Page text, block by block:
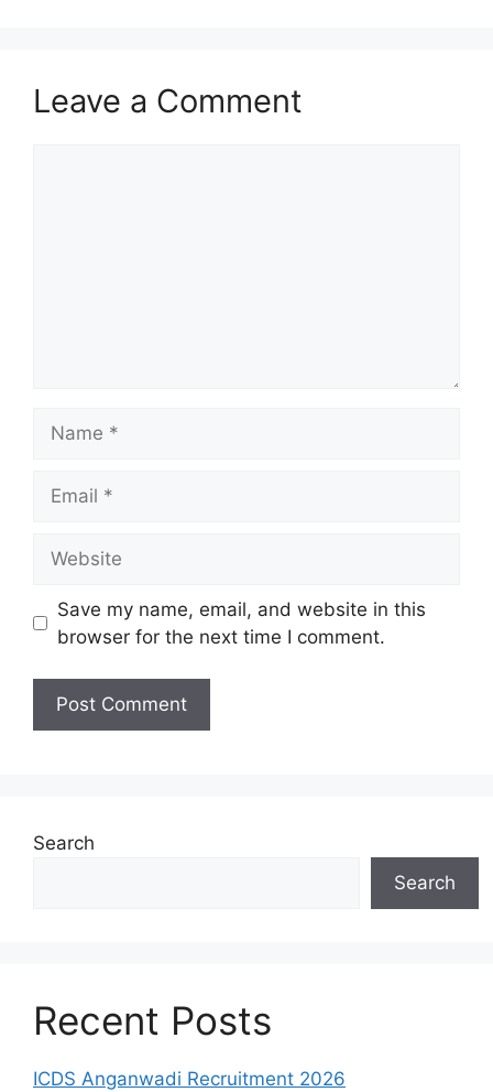
Leave a Comment
Save my name, email, and website in this
browser for the next time I comment.
Search
Search
Recent Posts
ICDS Anganwadi Recruitment 2026